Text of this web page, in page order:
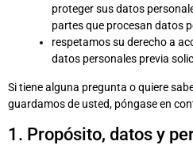
proteger sus datos
partes que procesan datos
respetamos su derecho a
datos personales previa
Si tiene alguna pregunta o quiere
guardamos de usted, póngase en
1. Propósito, datos y